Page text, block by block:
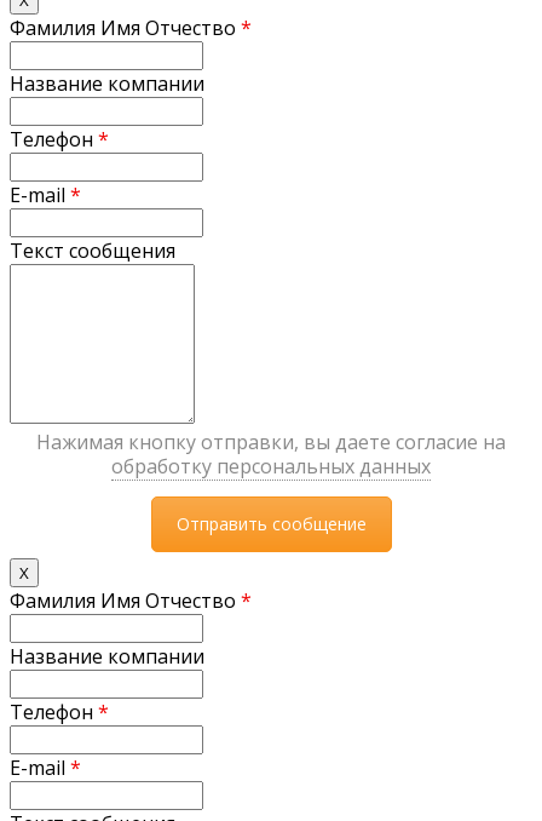
Фамилия Имя Отчество *
Название компании
Телефон *
E-mail *
Текст сообщения
Нажимая кнопку отправки, вы даете согласие на
обработку персональных данных
X
Фамилия Имя Отчество *
Название компании
Телефон *
E-mail *